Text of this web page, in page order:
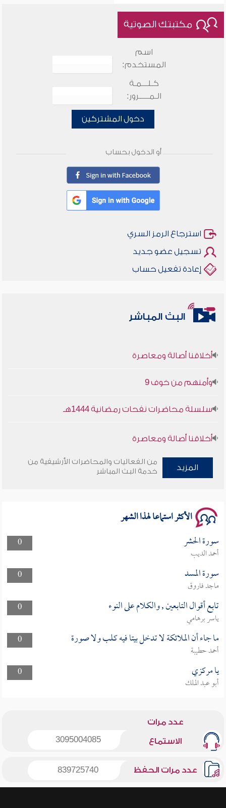
مكتبتك الصوتية
اسم
المستخدم:
كـلـــمـة
الـمـــــرور:
دخول المشتركين
أو الدخول بحساب
استرجاع الرمز السري
تسجيل عضو جديد
إعادة تفعيل حساب
البث المباشر
أخلاقنا أصالة ومعاصرة
وأمنهم من خوف 9
سلسلة محاضرات نفحات رمضانية 1444هـ
أخلاقنا أصالة ومعاصرة
وأمنهم من خوف 9
المزيد
من الفعاليات والمحاضرات الأرشيفية من
خدمة البث المباشر
الأكثر استماعا لهذا الشهر
0 سورة الحشر
أحمد الديب
0
سورة المسد
ماجد فاروق
0
تابع أقوال التابعين , والكلام على النوء
ياسر برهامي
0
ما جاء أن الملائكة لا تدخل بيتا فيه كلب ولا صورة
أحمد حطيبة
0
يا مركزي
أبو عبد الملك
عدد مرات
الاستماع 3095004085
عدد مرات الحفظ 839725740